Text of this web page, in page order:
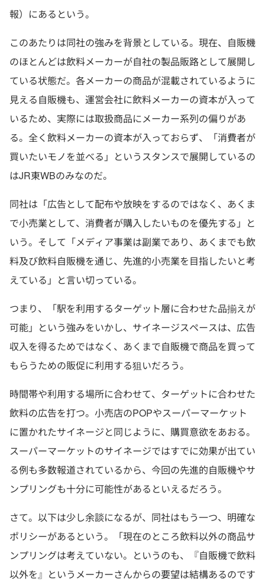
報）にあるという。
このあたりは同社の強みを背景としている。現在、自販機
のほとんどは飲料メーカーが自社の製品販路として展開し
ている状態だ。各メーカーの商品が混載されているように
見える自販機も、運営会社に飲料メーカーの資本が入って
いるため、実際には取扱商品にメーカー系列の偏りがあ
る。全く飲料メーカーの資本が入っておらず、「消費者が
買いたいモノを並べる」というスタンスで展開しているの
はJR東WBのみなのだ。
同社は「広告として配布や放映をするのではなく、あくま
で小売業として、消費者が購入したいものを優先する」と
いう。そして「メディア事業は副業であり、あくまでも飲
料及び飲料自販機を通じ、先進的小売業を目指したいと考
えている」と言い切っている。
つまり、「駅を利用するターゲット層に合わせた品揃えが
可能」という強みをいかし、サイネージスペースは、広告
収入を得るためではなく、あくまで自販機で商品を買って
もらうための販促に利用する狙いだろう。
時間帯や利用する場所に合わせて、ターゲットに合わせた
飲料の広告を打つ。小売店のPOPやスーパーマーケット
に置かれたサイネージと同じように、購買意欲をあおる。
スーパーマーケットのサイネージではすでに効果が出てい
る例も多数報道されているから、今回の先進的自販機やサ
ンプリングも十分に可能性があるといえるだろう。
さて。以下は少し余談になるが、同社はもう一つ、明確な
ポリシーがあるという。「現在のところ飲料以外の商品サ
ンプリングは考えていない。というのも、『自販機で飲料
以外を』というメーカーさんからの要望は結構あるのです